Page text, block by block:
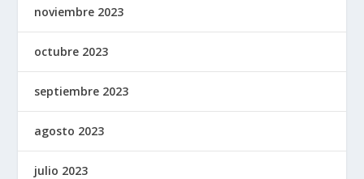
noviembre 2023
octubre 2023
septiembre 2023
agosto 2023
julio 2023